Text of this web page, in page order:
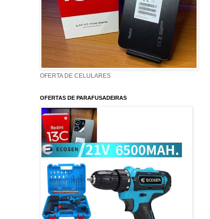
OFERTA DE CELULARES
OFERTAS DE PARAFUSADEIRAS